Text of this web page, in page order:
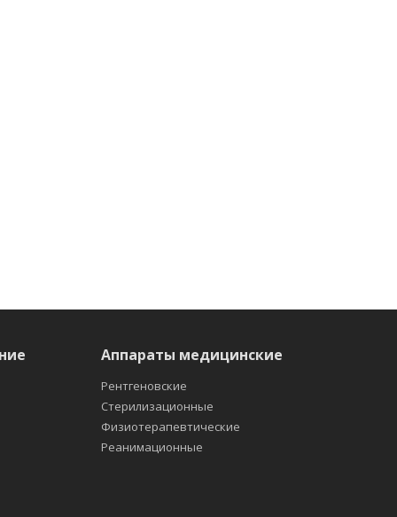
Аппараты медицинские
Рентгеновские
Стерилизационные
Физиотерапевтические
Реанимационные